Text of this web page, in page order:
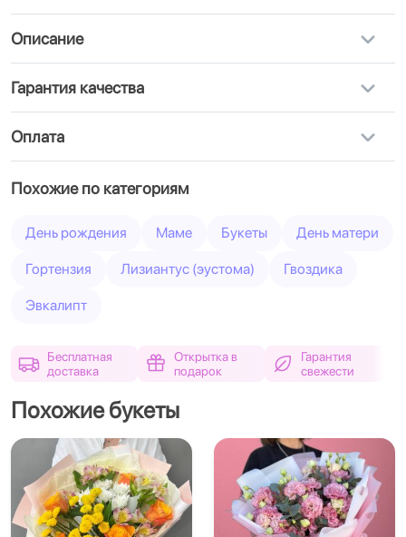
Описание
Гарантия качества
Оплата
Похожие по категориям
День рождения Маме Букеты День матери
Гортензия Лизиантус (эустома) Гвоздика
Эвкалипт
Бесплатная
доставка
Открытка в
подарок
Гарантия
свежести
Похожие букеты